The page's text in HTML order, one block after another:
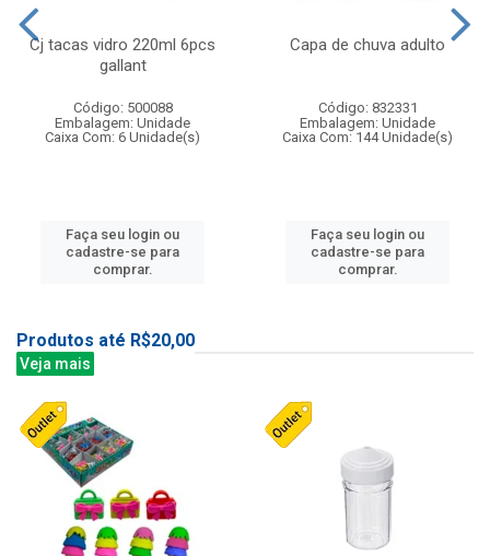
Cj tacas vidro 220ml 6pcs
gallant
Código: 500088
Embalagem: Unidade
Caixa Com: 6 Unidade(s)
Faça seu login ou
cadastre-se para
comprar.
Capa de chuva adulto
Código: 832331
Embalagem: Unidade
Caixa Com: 144 Unidade(s)
Faça seu login ou
cadastre-se para
comprar.
Produtos até R$20,00
Veja mais